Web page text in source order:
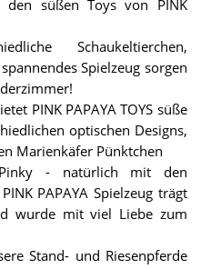
den süßen Toys von PINK
Schaukeltierchen,
Spielzeug sorgen
PINK PAPAYA TOYS süße
optischen Designs,
Marienkäfer Pünktchen
- natürlich mit den
PAPAYA Spielzeug trägt
wurde mit viel Liebe zum
Stand- und Riesenpferde